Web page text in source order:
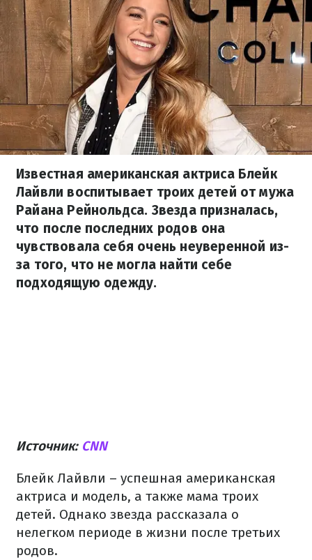
Известная американская актриса Блейк
Лайвли воспитывает троих детей от мужа
Райана Рейнольдса. Звезда призналась,
что после последних родов она
чувствовала себя очень неуверенной из-
за того, что не могла найти себе
подходящую одежду.
Источник: CNN
Блейк Лайвли – успешная американская
актриса и модель, а также мама троих
детей. Однако звезда рассказала о
нелегком периоде в жизни после третьих
родов.